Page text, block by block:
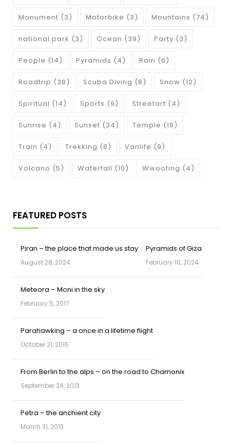
Monument (3) Motorbike (3) Mountains (74)
national park (3) Ocean (39) Party (3)
People (14) Pyramids (4) Rain (6)
Roadtrip (38) Scuba Diving (8) Snow (12)
Spiritual (14) Sports (9) Streetart (4)
Sunrise (4) Sunset (34) Temple (19)
Train (4) Trekking (8) Vanlife (9)
Volcano (5) Waterfall (10) Wwoofing (4)
FEATURED POSTS
Piran – the place that made us stay
August 28, 2024
Pyramids of Giza
February 10, 2024
Meteora – Moni in the sky
February 5, 2017
Parahawking – a once in a lifetime flight
October 21, 2015
From Berlin to the alps – on the road to Chamonix
September 24, 2013
Petra – the anchient city
March 31, 2013